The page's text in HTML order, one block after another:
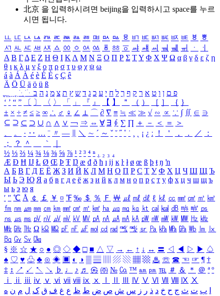
北京 을 입력하시려면 beijing을 입력하시고 space를 누르
시면 됩니다.
ㅥ ㅦ ㅧ ㅨ ㅩ ㅪ ㅫ ㅬ ㅭ ㅮ ㅯ ㅰ ㅱ ㅲ ㅳ ㅴ ㅵ ㅶ ㅷ ㅸ
ㅹ
ㅺ ㅻ ㅼ ㅽ ㅾ ㅿ ㆀ ㆁ ㆂ ㆃ ㆄ ㆅ ㆆ ㆇ ㆈ ㆉ ㆊ ㆋ ㆌ ㆍ
ㆎ
Α Β ΓΔ Ε Ζ Η Θ Ι ΚΛ Μ Ν Ξ Ο Π Ρ Σ ΤΥ Φ Χ Ψ Ω α β γ δ ε ζ η
θ ι κ λ μ ν ξ ο π ρ σ τ υ φ χ ψ ω
á à Á À é è É È ç Ç ê
Ä Ö Ü ä ö ü ß
ִֶֹ ֻּ ׁׂ פ ם ן ו ט א ר ק ף ך ל ח י ע כ ג ד ש ץ ת צ מ נ ה ב
‘ ’ “ ” 〔 〕 〈 〉 「 」 『 』 【 】 ＂ （ ） ［ ］ ｛ ｝
± × ÷ ≠ ≤ ≥ ∞ ∴ ♂ ♀ ∠ ⊥ ⌒ ∂ ∇ ≡ ≒ ≪ ≫ √ ∽ ∝ ∵ ∫ ∬ ∈ ∋
⊆ ⊇ ⊂ ⊃ ∪ ∩ ∧ ∨ ￢ ⇒ ⇔ ∀ ∃ ∮ ∑ ∏ ＋ － ＜ ＝
＞
、
。 · ‥ … ¨ 〃 ― ＼ ∼ ´ ～ ˇ ˘ ˝ ˚ ˙ ¸ ¡ ¿ ː ！ ＇ ， ． ／
：
；
？ ＾ ｀
½ ⅓ ⅔ ¼ ¾ ⅛ ⅜ ⅝ ⅞ ¹ ² ³ ⁴ ⁿ ₁ ₂ ₃ ₄
Æ Ð Ħ Ĳ Ł Ø Œ Þ Ŧ Ŋ æ đ ð ħ ı ĳ ĸ ŀ ł ø œ ß þ ŧ ŋ ŉ
А Б В Г Д Е Ё Ж З И Й К Л М Н О П Р С Т У Ф Х Ц Ч Ш Щ Ъ
Ы Ь Э Ю Я а б в г д е ё ж з и й к л м н о п р с т у ф х ц ч ш щ ъ
ы ь э ю я
′ ″ ℃ Å ￠ ￡ ￥ ¤ ℉ ‰ ＄ ％ Ｆ ￦ ㎕ ㎖ ㎗ ℓ ㎘ ㏄ ㎣ ㎤ ㎥ ㎦
㎙ ㎚ ㎛ ㎜ ㎝ ㎞ ㎟ ㎠ ㎡ ㎢ ㏊ ㎍ ㎎ ㎏ ㏏ ㎈ ㎉ ㏈ ㎧ ㎨ ㎰
㎱ ㎲ ㎳ ㎴ ㎵ ㎶ ㎷ ㎸ ㎹ ㎀ ㎁ ㎂ ㎃ ㎄ ㎺ ㎻ ㎽ ㎾ ㎿ ㎐ ㎑
㎒ ㎓ ㎔ Ω ㏀ ㏁ ㎊ ㎋ ㎌ ㏖ ㏅ ㎭ ㎮ ㎯ ㏛ ㎩ ㎪ ㎫ ㎬ ㏝ ㏐
㏓
㏃ ㏉ ㏜ ㏆
§ ※ ☆ ★ ○ ● ◎ ◇ ◆ □ ■ △ ▽ → ← ↑ ↓ ↔ 〓 ◁ ◀ ▷ ▶ ♤
♠ ♡ ♥ ♧ ♣ ⊙ ◈ ▣ ◐ ◑ ▒ ▤ ▨ ▧ ▦ ▩ ♨ ☏ ☎ ☜ ☞ ¶ †
‡ ↕ ↗ ↙ ↖ ↘ ♭ ♩ ♪ ♬ ㉿ ㈜ № ㏇ ™ ㏂ ㏘ ℡ ＃ ＆ ＊ ＠ ª º
ⅰ
ⅱ ⅲ ⅳ ⅴ ⅵ ⅶ ⅷ ⅸ ⅹ Ⅳ Ⅴ Ⅵ Ⅶ Ⅷ Ⅸ Ⅹ
ب ت ث ج ح خ د ذ ر ز س ش ص ض ط ظ ع غ ف ق ک ل م ن ه